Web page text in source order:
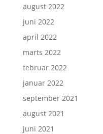
august 2022
juni 2022
april 2022
marts 2022
februar 2022
januar 2022
september 2021
august 2021
juni 2021